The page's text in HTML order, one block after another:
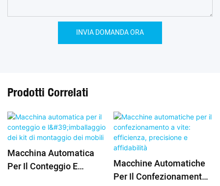
INVIA DOMANDA ORA
Prodotti Correlati
Macchina Automatica
Per Il Conteggio E
Macchine Automatiche
Per Il Confezionamento